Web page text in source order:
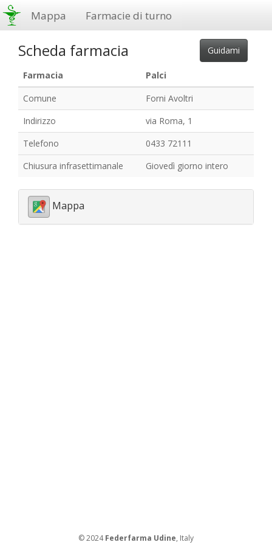
Mappa Farmacie di turno
Scheda farmacia
Farmacia
Palci
Comune
Forni Avoltri
Indirizzo
via Roma, 1
Telefono
0433 72111
Chiusura infrasettimanale
Giovedì giorno intero
Mappa
© 2024Federfarma Udine, Italy